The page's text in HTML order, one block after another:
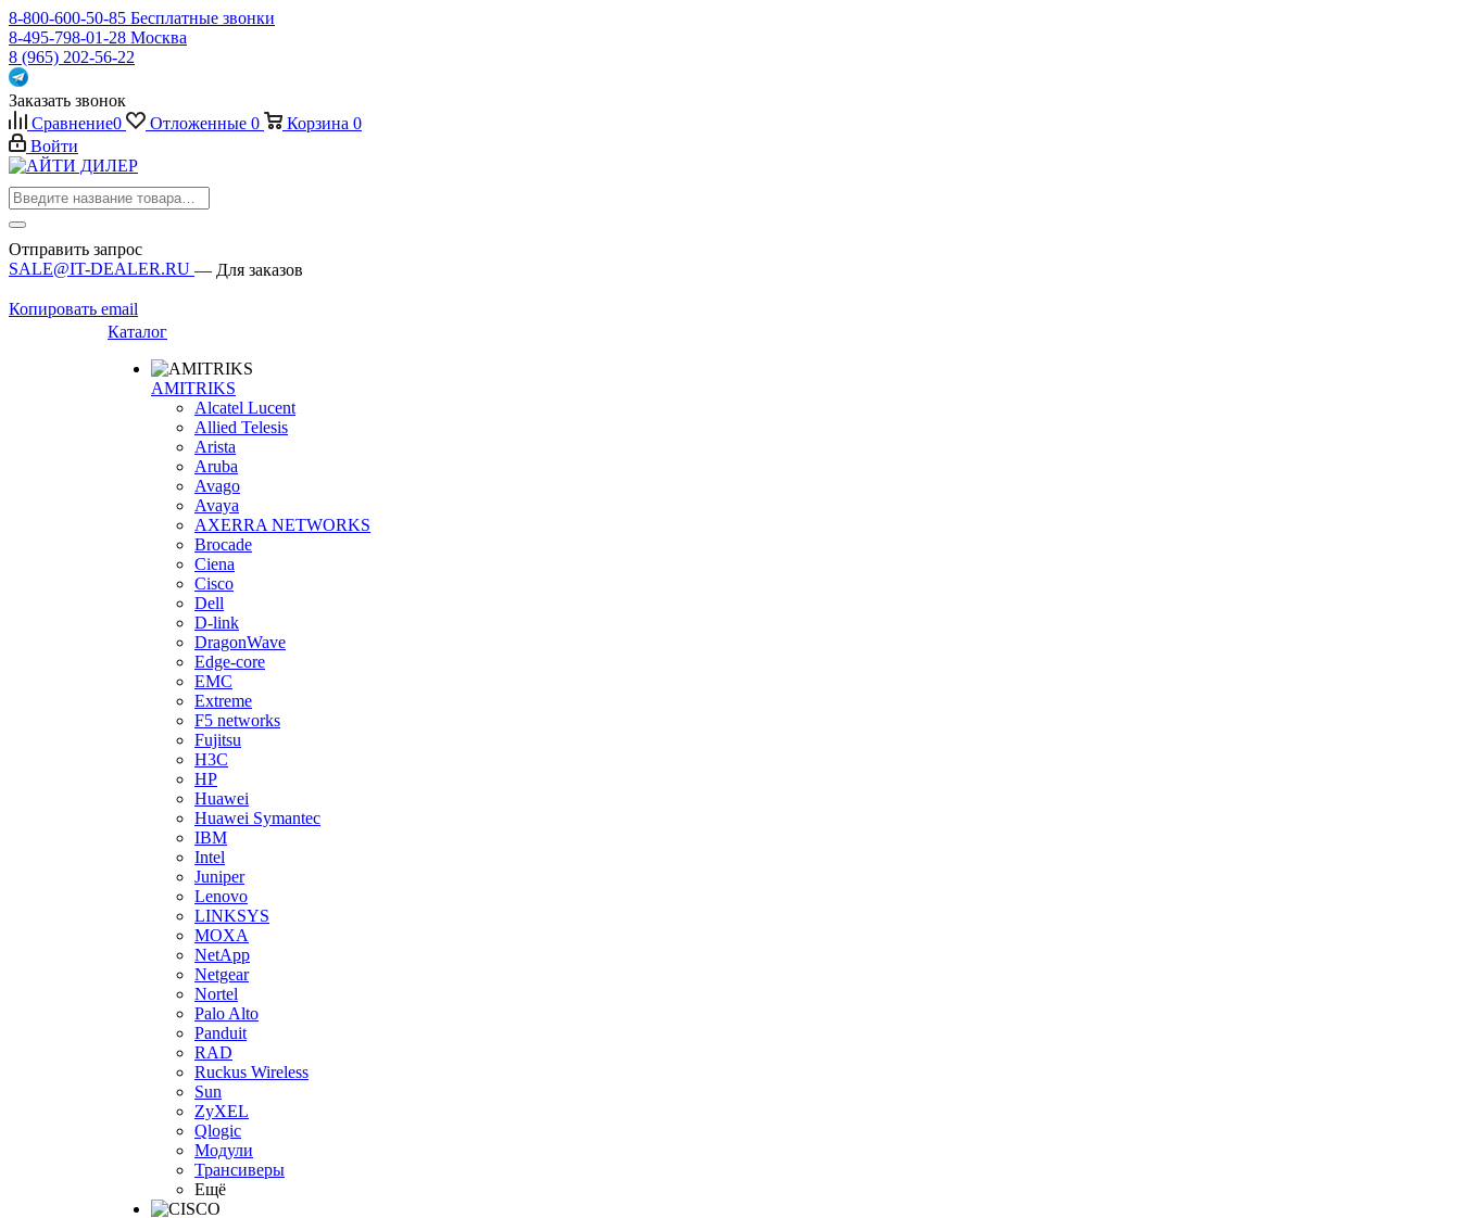
8-800-600-50-85 Бесплатные звонки
8-495-798-01-28 Москва
8 (965) 202-56-22
Заказать звонок
Сравнение0 Отложенные 0 Корзина 0
Войти
Отправить запрос
SALE@IT-DEALER.RU — Для заказов
Копировать email
Каталог
AMITRIKS
Alcatel Lucent
Allied Telesis
Arista
Aruba
Avago
Avaya
AXERRA NETWORKS
Brocade
Ciena
Cisco
Dell
D-link
DragonWave
Edge-core
EMC
Extreme
F5 networks
Fujitsu
H3С
HP
Huawei
Huawei Symantec
IBM
Intel
Juniper
Lenovo
LINKSYS
MOXA
NetApp
Netgear
Nortel
Palo Alto
Panduit
RAD
Ruckus Wireless
Sun
ZyXEL
Qlogic
Модули
Трансиверы
Ещё